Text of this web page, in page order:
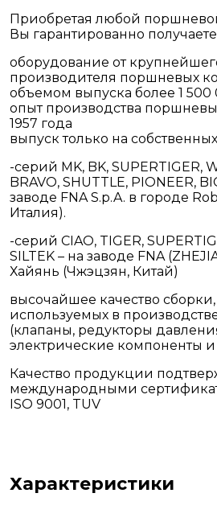
Приобретая любой
Вы гарантированно
оборудование от
производителя поршневых
объемом выпуска более 1
опыт производства
1957 года
выпуск только на
-серий MK, BK, SUPERTIGER,
BRAVO, SHUTTLE, PIONEER,
заводе FNA S.p.A. в городе
Италия).
-серий CIAO, TIGER,
SILTEK – на заводе FNA
Хайянь (Чжэцзян, Китай)
высочайшее качество
используемых в
(клапаны, редукторы
электрические компоненты и
Качество продукции
международными
ISO 9001, TUV
Характеристики